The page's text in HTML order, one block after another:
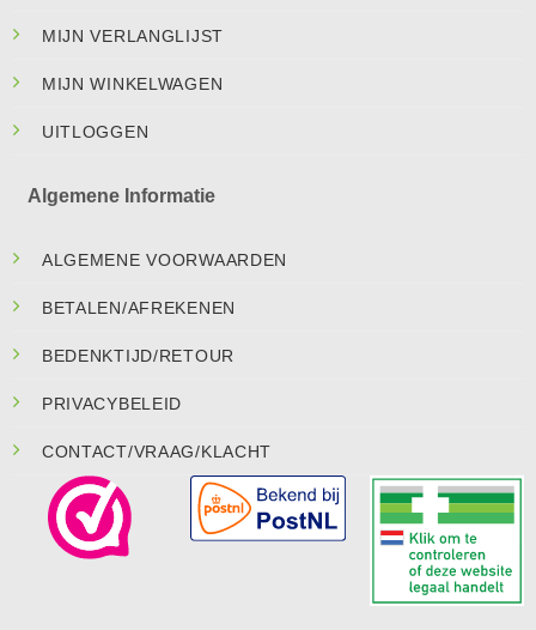
MIJN VERLANGLIJST
MIJN WINKELWAGEN
UITLOGGEN
Algemene Informatie
ALGEMENE VOORWAARDEN
BETALEN/AFREKENEN
BEDENKTIJD/RETOUR
PRIVACYBELEID
CONTACT/VRAAG/KLACHT